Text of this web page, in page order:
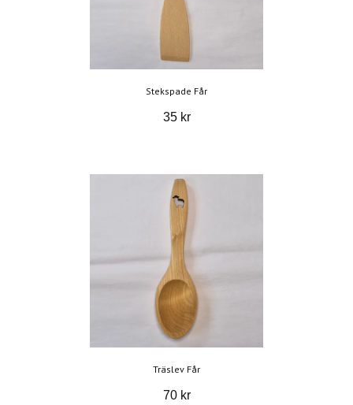
Stekspade Får
35 kr
Träslev Får
70 kr